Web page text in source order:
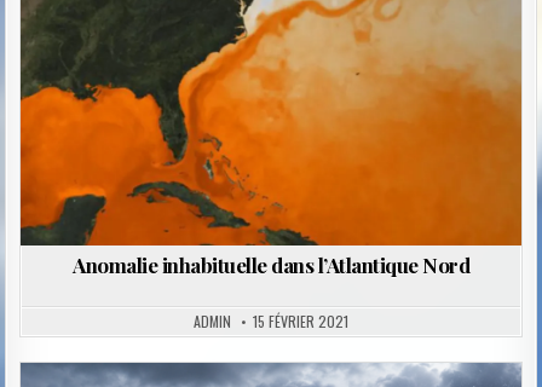
Anomalie inhabituelle dans l’Atlantique Nord
ADMIN 15 FÉVRIER 2021